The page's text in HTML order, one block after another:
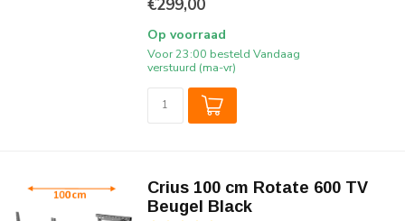
€299,00
Op voorraad
Voor 23:00 besteld Vandaag
verstuurd (ma-vr)
Crius 100 cm Rotate 600 TV
Beugel Black